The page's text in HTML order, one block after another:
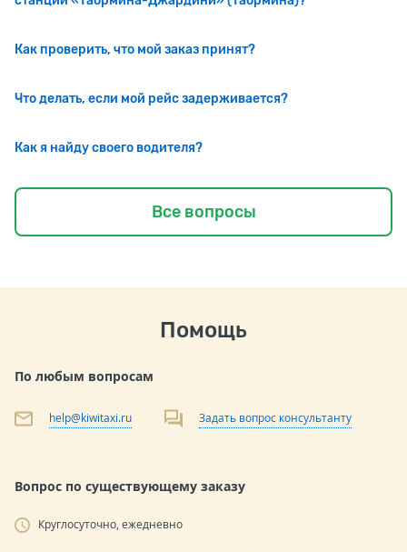
Как проверить, что мой заказ принят?
Что делать, если мой рейс задерживается?
Как я найду своего водителя?
Все вопросы
Помощь
По любым вопросам
help@kiwitaxi.ru Задать вопрос консультанту
Вопрос по существующему заказу
Круглосуточно, ежедневно